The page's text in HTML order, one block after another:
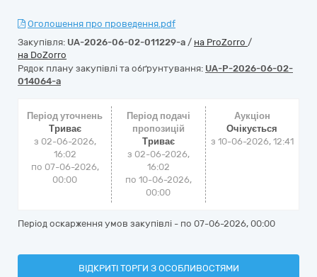
Оголошення про проведення.pdf
Закупівля: UA-2026-06-02-011229-a / на ProZorro /
на DoZorro
Рядок плану закупівлі та обґрунтування: UA-P-2026-06-02-
014064-a
Період уточнень
Триває
з 02-06-2026,
16:02
по 07-06-2026,
00:00
Період подачі
пропозицій
Триває
з 02-06-2026,
16:02
по 10-06-2026,
00:00
Аукціон
Очікується
з 10-06-2026, 12:41
Період оскарження умов закупівлі - по 07-06-2026, 00:00
ВІДКРИТІ ТОРГИ З ОСОБЛИВОСТЯМИ